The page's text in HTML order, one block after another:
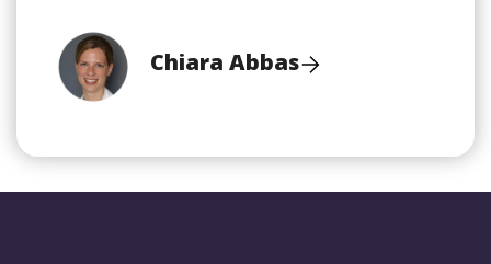
Chiara Abbas